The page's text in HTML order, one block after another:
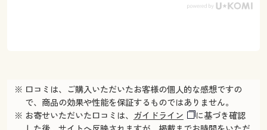
※ 口コミは、ご購入いただいたお客様の個人的な感想ですの
で、商品の効果や性能を保証するものではありません。
※ お寄せいただいた口コミは、 ガイドライン
に基づき確認